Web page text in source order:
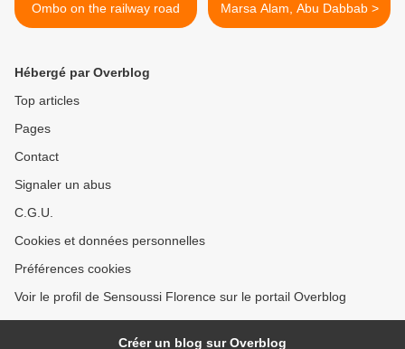
Ombo on the railway road
Marsa Alam, Abu Dabbab >
Hébergé par Overblog
Top articles
Pages
Contact
Signaler un abus
C.G.U.
Cookies et données personnelles
Préférences cookies
Voir le profil de Sensoussi Florence sur le portail Overblog
Créer un blog sur Overblog